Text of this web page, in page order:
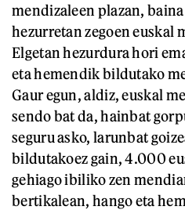
mendizaleen plazan,
hezurretan zegoen euskal
Elgetan hezurdura hori
eta hemendik bildutako
Gaur egun, aldiz, euskal
sendo bat da, hainbat
seguru asko, larunbat
bildutakoez gain, 4.000
gehiago ibiliko zen
bertikalean, hango eta